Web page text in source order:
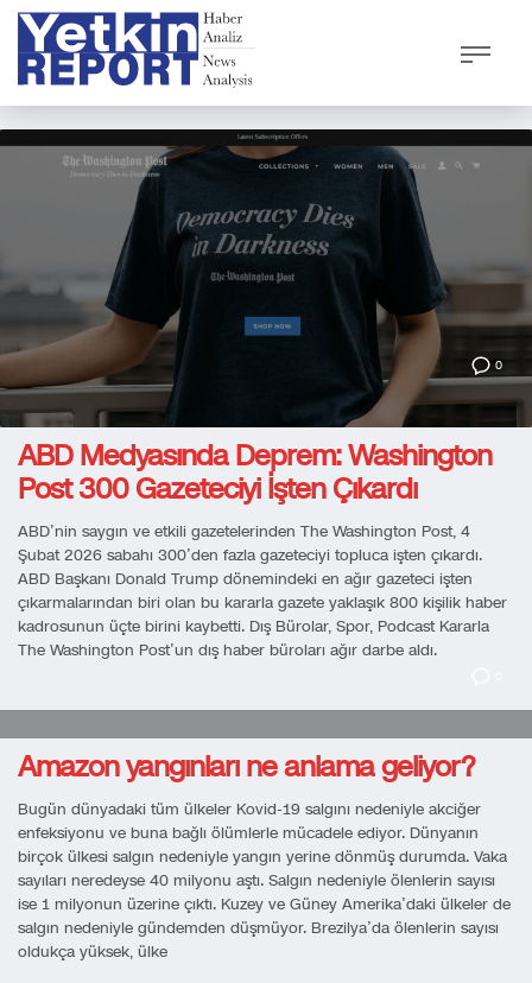
0
ABD Medyasında Deprem: Washington
Post 300 Gazeteciyi İşten Çıkardı
ABD’nin saygın ve etkili gazetelerinden The Washington Post, 4
Şubat 2026 sabahı 300’den fazla gazeteciyi topluca işten çıkardı.
ABD Başkanı Donald Trump dönemindeki en ağır gazeteci işten
çıkarmalarından biri olan bu kararla gazete yaklaşık 800 kişilik haber
kadrosunun üçte birini kaybetti. Dış Bürolar, Spor, Podcast Kararla
The Washington Post’un dış haber büroları ağır darbe aldı.
Amazon yangınları ne anlama geliyor?
Bugün dünyadaki tüm ülkeler Kovid-19 salgını nedeniyle akciğer
enfeksiyonu ve buna bağlı ölümlerle mücadele ediyor. Dünyanın
birçok ülkesi salgın nedeniyle yangın yerine dönmüş durumda. Vaka
sayıları neredeyse 40 milyonu aştı. Salgın nedeniyle ölenlerin sayısı
ise 1 milyonun üzerine çıktı. Kuzey ve Güney Amerika’daki ülkeler de
salgın nedeniyle gündemden düşmüyor. Brezilya’da ölenlerin sayısı
oldukça yüksek, ülke